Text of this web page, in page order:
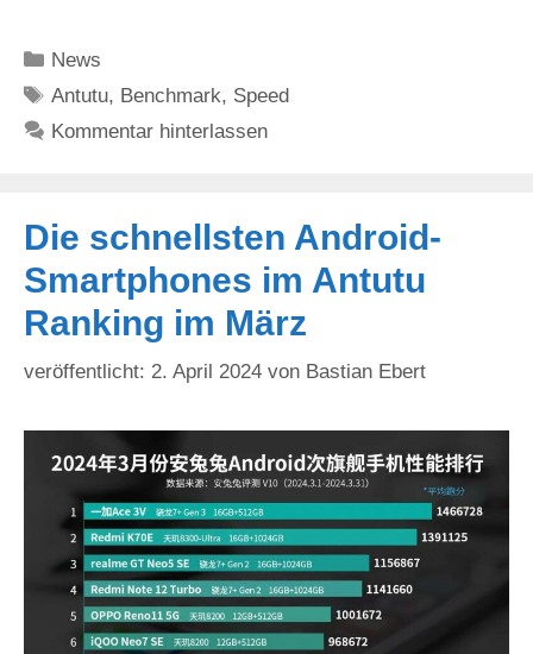
Kategorien
News
Schlagwörter
Antutu, Benchmark, Speed
Kommentar hinterlassen
Die schnellsten Android-
Smartphones im Antutu
Ranking im März
2. April 2024 von Bastian Ebert